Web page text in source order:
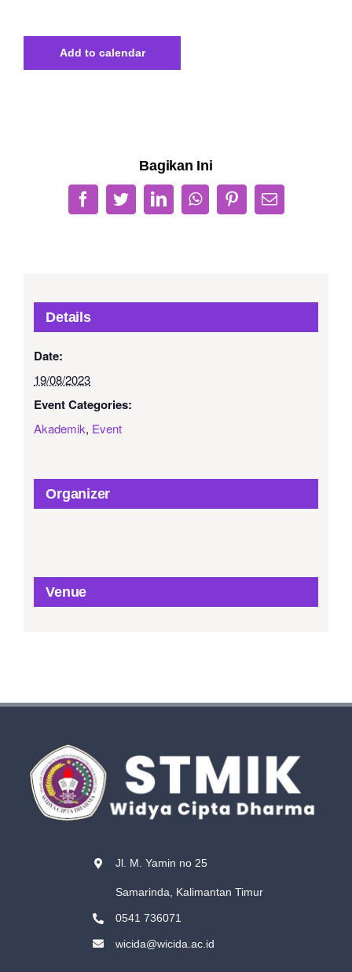
Add to calendar
Bagikan Ini
FacebookTwitterLinkedInWhatsAppPinterestEmail
Details
Date:
19/08/2023
Event Categories:
Akademik, Event
Organizer
Venue
Jl. M. Yamin no 25
Samarinda, Kalimantan Timur
0541 736071
wicida@wicida.ac.id